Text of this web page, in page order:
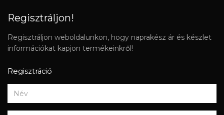
Regisztráljon!
Regisztráljon weboldalunkon, hogy naprakész ár és készlet
információkat kapjon termékeinkről!
Regisztráció